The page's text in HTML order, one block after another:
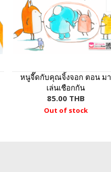
หนูจี๊ดกับคุณจิ้งจอก ตอน มา
เล่นเชือกกัน
85.00 THB
Out of stock